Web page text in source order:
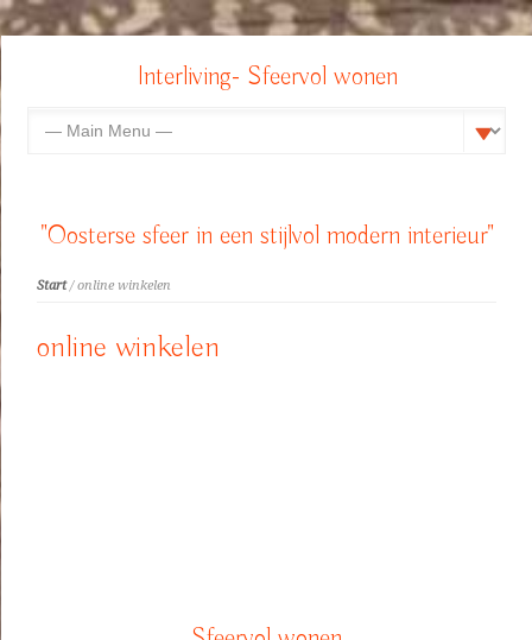
Interliving- Sfeervol wonen
"Oosterse sfeer in een stijlvol modern interieur"
Start/ online winkelen
online winkelen